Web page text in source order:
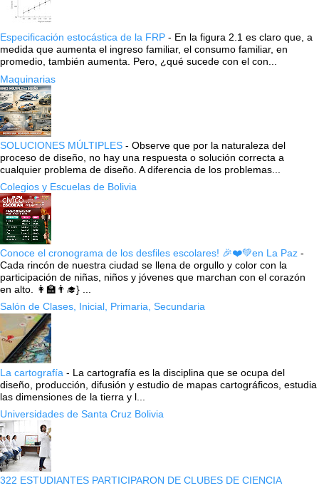
Especificación estocástica de la FRP - En la figura 2.1 es claro que, a
medida que aumenta el ingreso familiar, el consumo familiar, en
promedio, también aumenta. Pero, ¿qué sucede con el con...
Maquinarias
SOLUCIONES MÚLTIPLES - Observe que por la naturaleza del
proceso de diseño, no hay una respuesta o solución correcta a
cualquier problema de diseño. A diferencia de los problemas...
Colegios y Escuelas de Bolivia
Conoce el cronograma de los desfiles escolares! 🎉❤️💚en La Paz -
Cada rincón de nuestra ciudad se llena de orgullo y color con la
participación de niñas, niños y jóvenes que marchan con el corazón
en alto. 👩‍🏫👨‍🎓} ...
Salón de Clases, Inicial, Primaria, Secundaria
La cartografía - La cartografía es la disciplina que se ocupa del
diseño, producción, difusión y estudio de mapas cartográficos, estudia
las dimensiones de la tierra y l...
Universidades de Santa Cruz Bolivia
322 ESTUDIANTES PARTICIPARON DE CLUBES DE CIENCIA